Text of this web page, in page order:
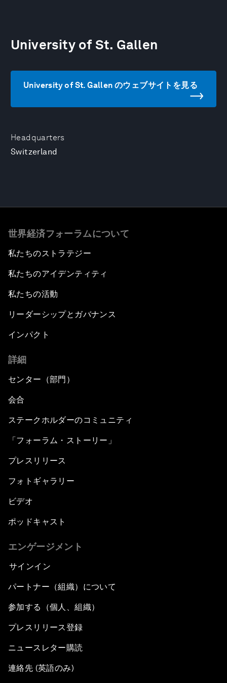
Headquarters
Switzerland
University of St. Gallen
University of St. Gallen のウェブサイトを見る
世界経済フォーラムについて
私たちのストラテジー
私たちのアイデンティティ
私たちの活動
リーダーシップとガバナンス
インパクト
詳細
センター（部門）
会合
ステークホルダーのコミュニティ
「フォーラム・ストーリー」
プレスリリース
フォトギャラリー
ビデオ
ポッドキャスト
エンゲージメント
サインイン
パートナー（組織）について
参加する（個人、組織）
プレスリリース登録
ニュースレター購読
連絡先 (英語のみ)